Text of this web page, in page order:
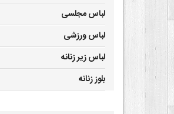
لباس مجلسی
لباس ورزشی
لباس زیر زنانه
بلوز زنانه